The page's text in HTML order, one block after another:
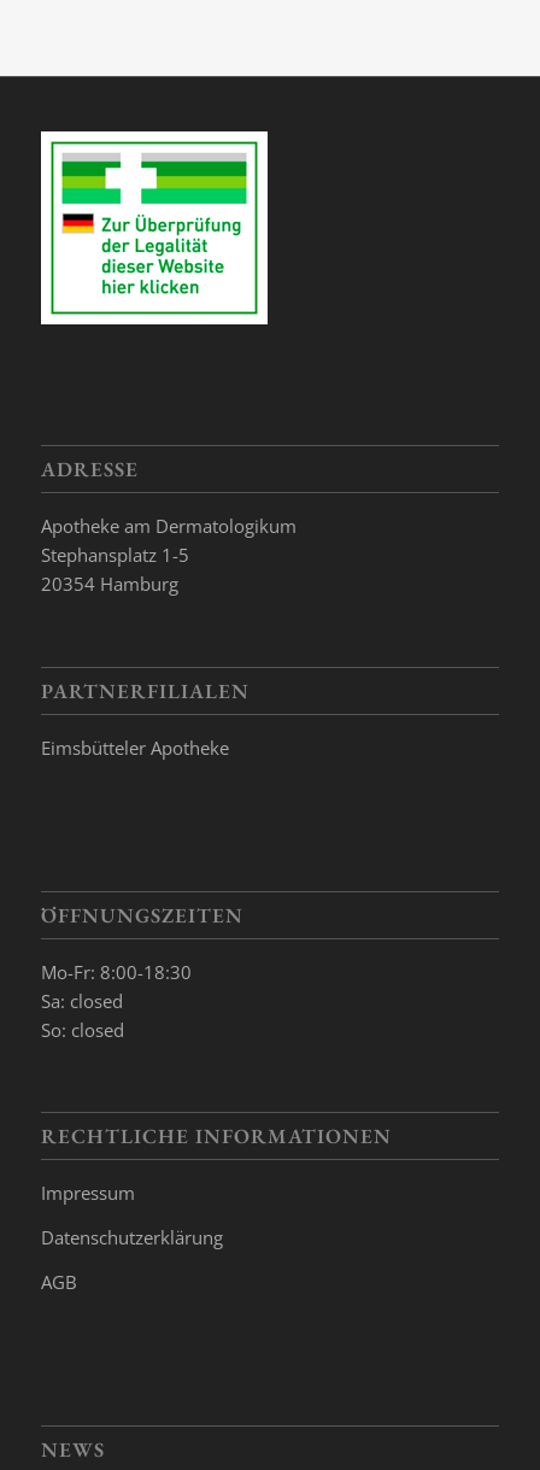
ADRESSE
Apotheke am Dermatologikum
Stephansplatz 1-5
20354 Hamburg
PARTNERFILIALEN
Eimsbütteler Apotheke
ÖFFNUNGSZEITEN
Mo-Fr: 8:00-18:30
Sa: closed
So: closed
RECHTLICHE INFORMATIONEN
Impressum
Datenschutzerklärung
AGB
NEWS